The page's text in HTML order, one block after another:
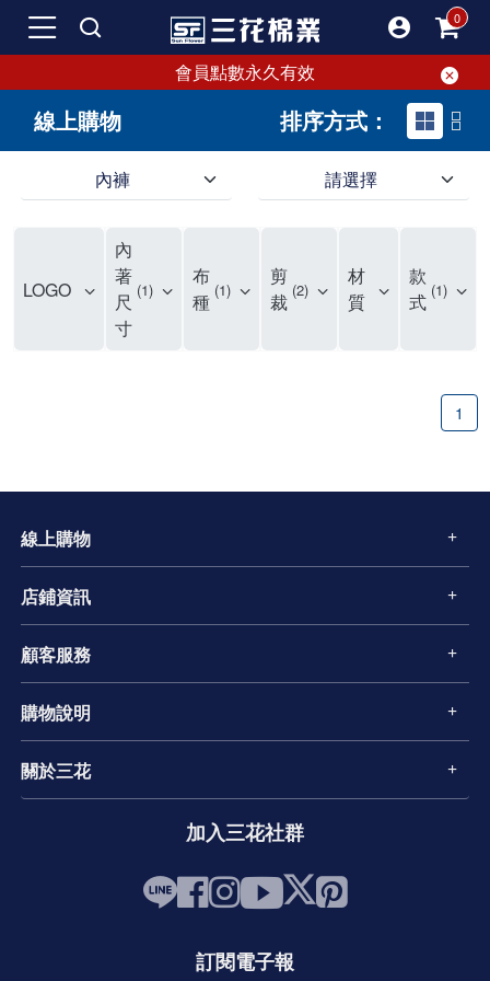
會員點數永久有效
線上購物 排序方式：
內褲 請選擇
LOGO
內
著
尺
寸
1
布
種 1
剪
裁 2
材
質
款
式 1
1
線上購物
店鋪資訊
顧客服務
購物說明
關於三花
加入三花社群
訂閱電子報